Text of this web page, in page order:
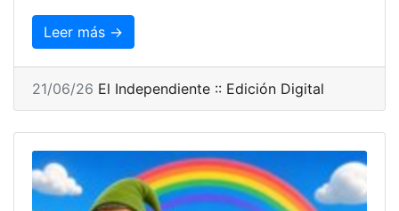
Leer más →
21/06/26 El Independiente :: Edición Digital